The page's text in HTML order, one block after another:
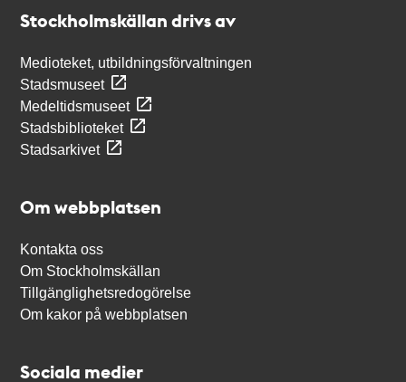
Stockholmskällan drivs av
Medioteket, utbildningsförvaltningen
Stadsmuseet
Medeltidsmuseet
Stadsbiblioteket
Stadsarkivet
Om webbplatsen
Kontakta oss
Om Stockholmskällan
Tillgänglighetsredogörelse
Om kakor på webbplatsen
Sociala medier